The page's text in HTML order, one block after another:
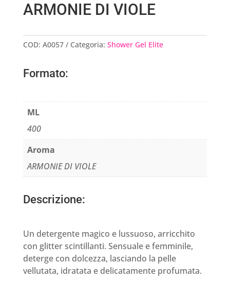
ARMONIE DI VIOLE
COD: A0057 Categoria: Shower Gel Elite
Formato:
ML
400
Aroma
ARMONIE DI VIOLE
Descrizione:
Un detergente magico e lussuoso, arricchito
con glitter scintillanti. Sensuale e femminile,
deterge con dolcezza, lasciando la pelle
vellutata, idratata e delicatamente profumata.